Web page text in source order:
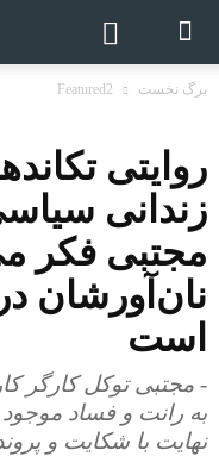
برگ نخست Featured2
روایتی
زندانی
مجتبی فکر
نان‌آورشان
است
- مجتبی توکل کارگر
به رانت و فساد موجود
نهایت با شکایت و